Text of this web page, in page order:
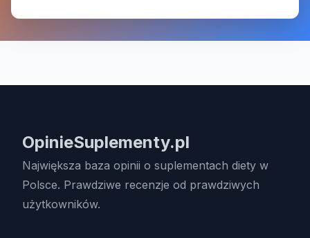
OpinieSuplementy.pl
Największa baza opinii o suplementach diety w
Polsce. Prawdziwe recenzje od prawdziwych
użytkowników.